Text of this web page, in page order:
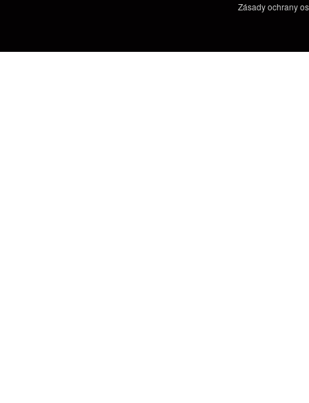
Zásady ochrany